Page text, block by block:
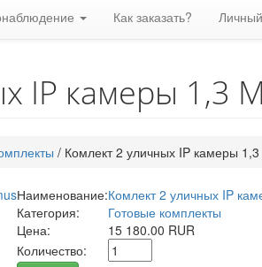
Как заказать?
IP камеры 1,3
/ Комлект 2 уличных IP камеры
Наименование:Комлект 2 уличных IP
Категория:
Готовые комплекты
Цена:
15 180.00 RUR
Количество: